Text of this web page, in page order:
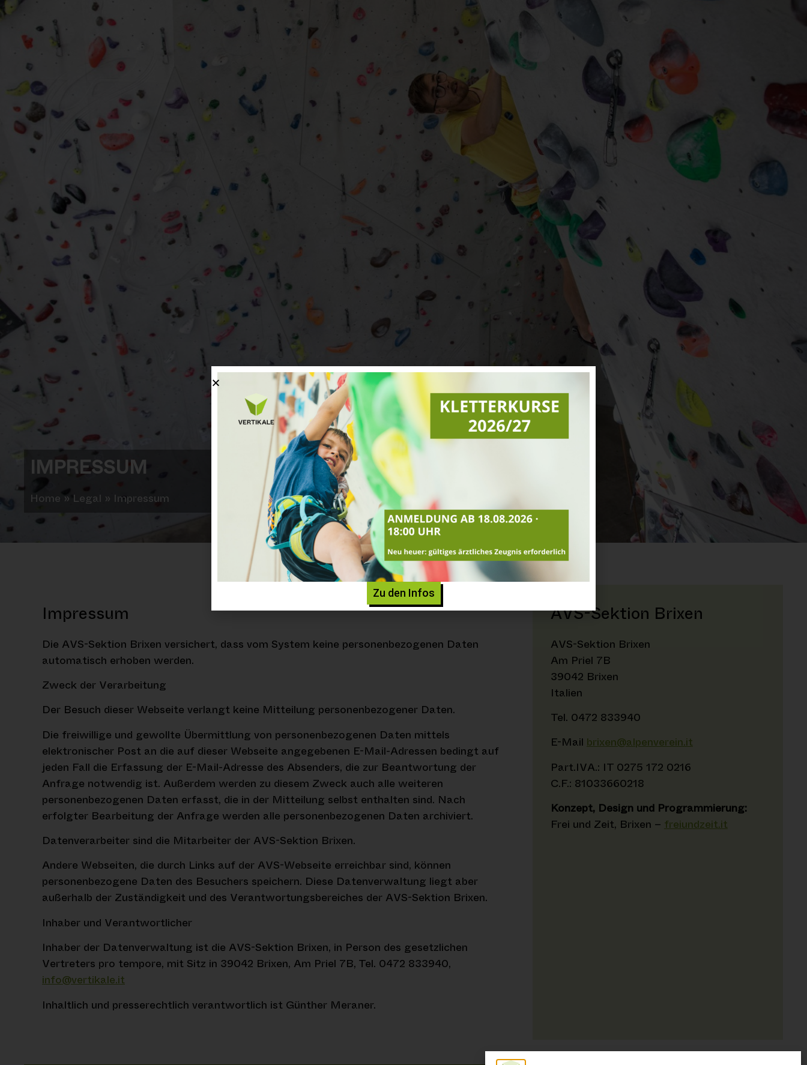
IMPRESSUM
Home » Legal » Impressum
Impressum
Die AVS-Sektion Brixen versichert, dass vom System keine personenbezogenen Daten
automatisch erhoben werden.
Zweck der Verarbeitung
Der Besuch dieser Webseite verlangt keine Mitteilung personenbezogener Daten.
Die freiwillige und gewollte Übermittlung von personenbezogenen Daten mittels
elektronischer Post an die auf dieser Webseite angegebenen E-Mail-Adressen bedingt auf
jeden Fall die Erfassung der E-Mail-Adresse des Absenders, die zur Beantwortung der
Anfrage notwendig ist. Außerdem werden zu diesem Zweck auch alle weiteren
personenbezogenen Daten erfasst, die in der Mitteilung selbst enthalten sind. Nach
erfolgter Bearbeitung der Anfrage werden alle personenbezogenen Daten archiviert.
Datenverarbeiter sind die Mitarbeiter der AVS-Sektion Brixen.
Andere Webseiten, die durch Links auf der AVS-Webseite erreichbar sind, können
personenbezogene Daten des Besuchers speichern. Diese Datenverwaltung liegt aber
außerhalb der Zuständigkeit und des Verantwortungsbereiches der AVS-Sektion Brixen.
Inhaber und Verantwortlicher
Inhaber der Datenverwaltung ist die AVS-Sektion Brixen, in Person des gesetzlichen
Vertreters pro tempore, mit Sitz in 39042 Brixen, Am Priel 7B, Tel. 0472 833940,
info@vertikale.it
Inhaltlich und presserechtlich verantwortlich ist Günther Meraner.
AVS-Sektion Brixen
AVS-Sektion Brixen
Am Priel 7B
39042 Brixen
Italien
Tel. 0472 833940
E-Mail brixen@alpenverein.it
Part.IVA.: IT 0275 172 0216
C.F.: 81033660218
Konzept, Design und Programmierung:
Frei und Zeit, Brixen – freiundzeit.it
Zu den Infos